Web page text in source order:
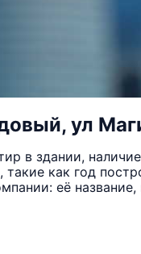
ул
в здании,
как год
её название,